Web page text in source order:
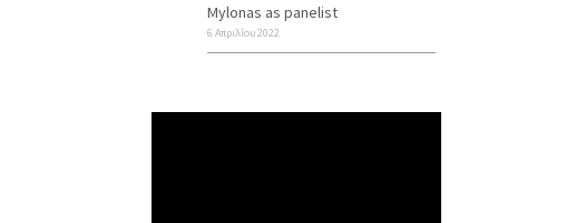
Mylonas as panelist
6 Απριλίου 2022